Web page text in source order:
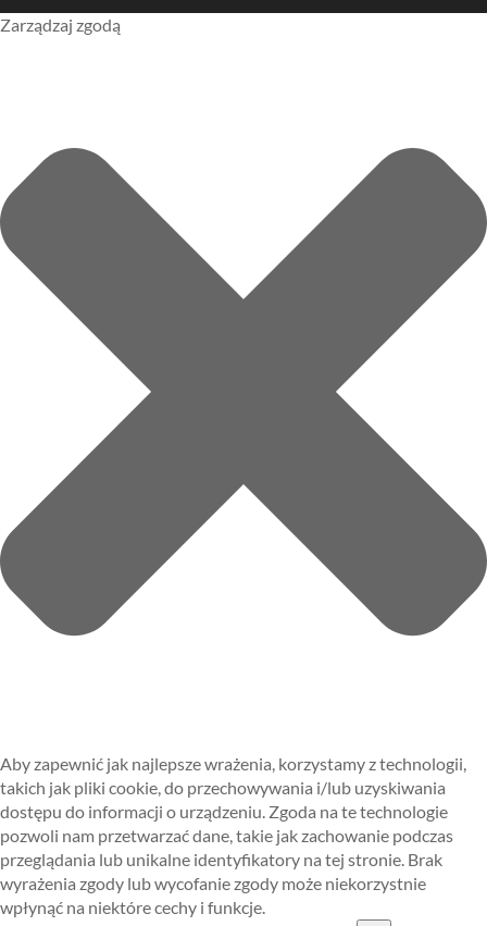
Zarządzaj zgodą
Aby zapewnić jak najlepsze wrażenia, korzystamy z technologii,
takich jak pliki cookie, do przechowywania i/lub uzyskiwania
dostępu do informacji o urządzeniu. Zgoda na te technologie
pozwoli nam przetwarzać dane, takie jak zachowanie podczas
przeglądania lub unikalne identyfikatory na tej stronie. Brak
wyrażenia zgody lub wycofanie zgody może niekorzystnie
wpłynąć na niektóre cechy i funkcje.